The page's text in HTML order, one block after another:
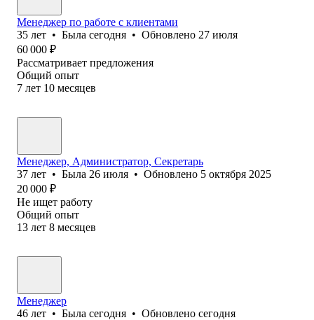
Менеджер по работе с клиентами
35 лет • Была сегодня • Обновлено 27 июля
60 000 ₽
Рассматривает предложения
Общий опыт
7 лет 10 месяцев
Менеджер, Администратор, Секретарь
37 лет • Была 26 июля • Обновлено 5 октября 2025
20 000 ₽
Не ищет работу
Общий опыт
13 лет 8 месяцев
Менеджер
46 лет • Была сегодня • Обновлено сегодня